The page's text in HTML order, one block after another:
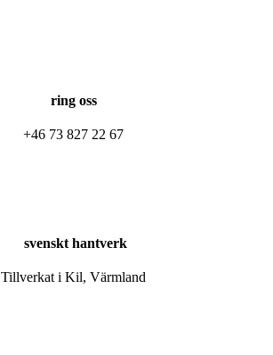
ring oss
+46 73 827 22 67
svenskt hantverk
Tillverkat i Kil, Värmland